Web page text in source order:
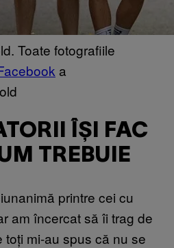
Toate fotografiile
a
ÎȘI FAC
TREBUIE
printre cei cu
am încercat să îi trag de
mi-au spus că nu se